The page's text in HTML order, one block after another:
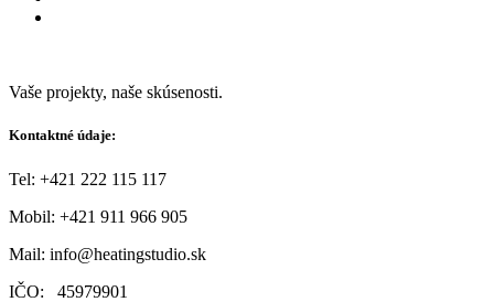
Vaše projekty, naše skúsenosti.
Kontaktné údaje:
Tel: +421 222 115 117
Mobil: +421 911 966 905
Mail: info@heatingstudio.sk
IČO: 45979901